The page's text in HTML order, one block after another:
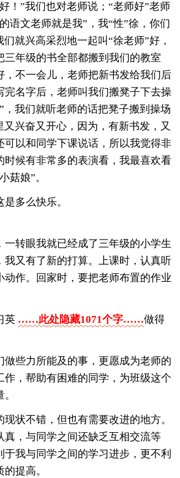
！”我们也对老师说；“老师好”老师
语文老师就是我”，我“性”徐，你们
就兴高采烈地一起叫“徐老师”好，
三年级的书全部都搬到我们的教室
，不一会儿，老师把新书发给我们后
完名字后，老师叫我们搬凳子下去操
，我们就听老师的话把凳子搬到操场
又兴奋又开心，因为，有新书发，又
可以和同学下课说话，所以我觉得非
时候有非常多的表演看，我最喜欢看
菇娘”。
多么快乐。
一转眼我就已经成了三年级的小学生
我又有了新的打算。上课时，认真听
动作。回家时，要把老师布置的作业
英 ……此处隐藏1071个字……做得
做些力所能及的事，更愿成为老师的
作，帮助有困难的同学，为班级这个
状不错，但也有需要改进的地方。
真，与同学之间还缺乏互相交流等
我与同学之间的学习进步，更不利
提高。